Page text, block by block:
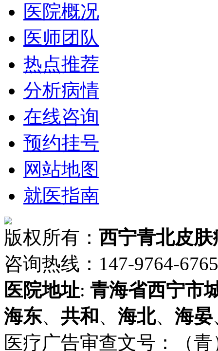
医院概况
医师团队
热点推荐
分析病情
在线咨询
预约挂号
网站地图
就医指南
版权所有： 西宁青北皮肤
咨询热线：147-9764-
医院地址: 青海省西宁市
海东、 共和 、 海北、 海晏
医疗广告审查文号：（